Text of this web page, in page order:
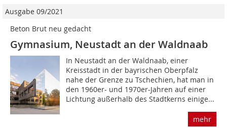
Ausgabe 09/2021
Beton Brut neu gedacht
Gymnasium, Neustadt an der Waldnaab
In Neustadt an der Waldnaab, einer
Kreisstadt in der bayrischen Oberpfalz
nahe der Grenze zu Tschechien, hat man in
den 1960er- und 1970er-Jahren auf einer
Lichtung außerhalb des Stadtkerns einige...
mehr